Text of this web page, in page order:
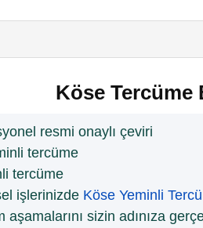
Köse Tercüme
resmi onaylı çeviri
tercüme
tercüme
işlerinizde Köse Yeminli
sizin adınıza